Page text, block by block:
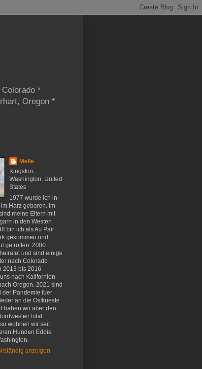
*
Oregon *
Melle
Kingston,
Washington, United
States
1977 wurde ich in
Harz geboren. Im
meine Eltern mit
in den Westen
bin ich als Au Pair
gekommen und
getroffen. 2000
und sind einige
nach Colorado
2013 bis 2016
nach Kalifornien
Oregon. 2021 sind
der Pandemie fuer
an die Ostkueste
haben wir aber den
total
wohnen wir seit
Hunden Eddie
anzeigen